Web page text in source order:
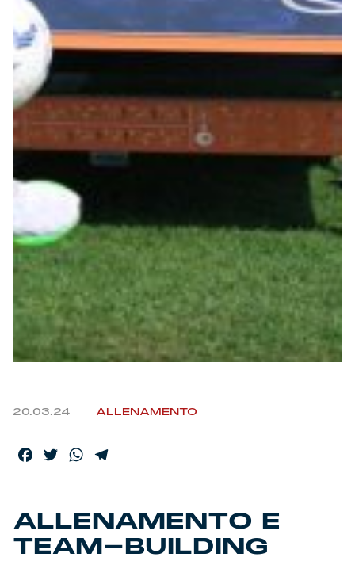
Robe di Kappa x Genoa
Vintage Collection
Red&Blue Voices
Kids
Accessori
Party
Outlet
Caffè Boasi x Genoa
Fortissimo batte il mio cuor
20.03.24 ALLENAMENTO
Facebook
TwitterWhatsApp
ALLENAMENTO E
TEAM-BUILDING